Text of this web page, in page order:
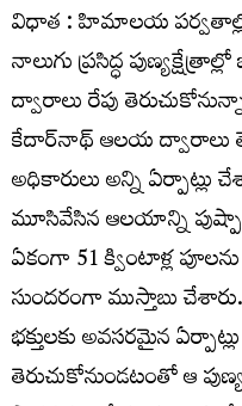
విధాత : హిమాలయ
నాలుగు ప్రసిద్ధ
ద్వారాలు రేపు
కేదార్‌నాథ్ ఆలయ ద్వారాలు
అధికారులు అన్ని
మూసివేసిన ఆలయాన్ని
ఏకంగా 51 క్వింటాళ్ల
సుందరంగా ముస్తాబు
భక్తులకు అవసరమైన
తెరుచుకోనుండటంతో ఆ